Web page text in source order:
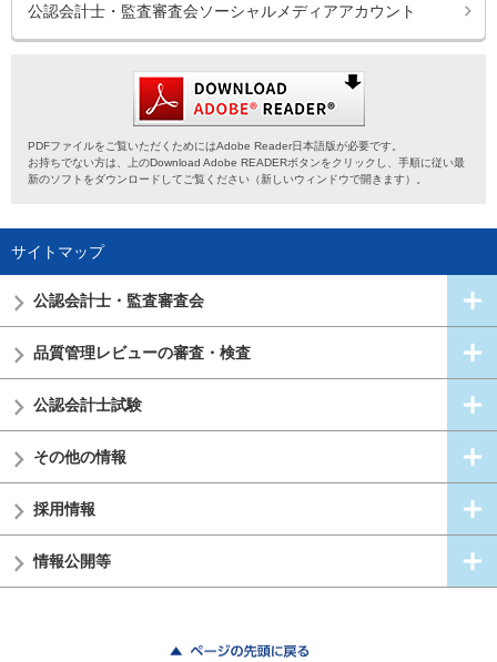
公認会計士・監査審査会ソーシャルメディアアカウント
PDFファイルをご覧いただくためにはAdobe Reader日本語版が必要です。
お持ちでない方は、上のDownload Adobe READERボタンをクリックし、手順に従い最
新のソフトをダウンロードしてご覧ください（新しいウィンドウで開きます）。
サイトマップ
公認会計士・ 監査審査会
品質管理レビューの審査・検査
公認会計士試験
その他の情報
採用情報
情報公開等